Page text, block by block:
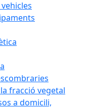
fracció vegetal
a domicili,